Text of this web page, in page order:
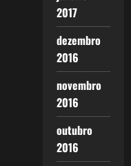
2017
dezembro
2016
novembro
2016
outubro
2016